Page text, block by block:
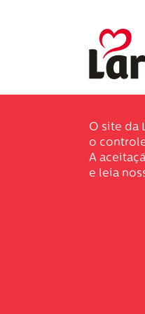
O site da
o
A
e leia